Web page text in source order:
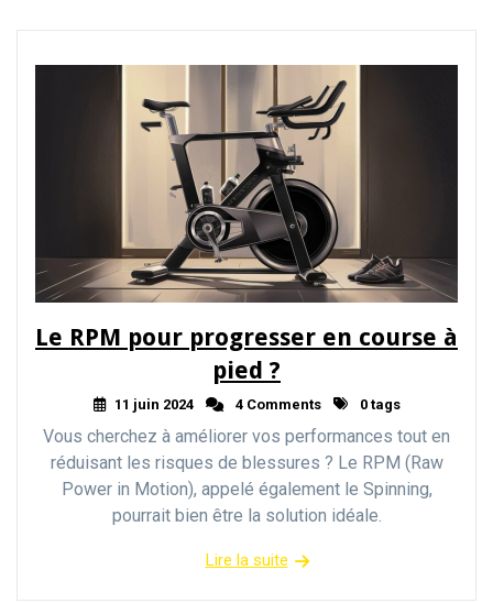
Le RPM pour progresser en course à
pied ?
11 juin 2024 4 Comments 0 tags
Vous cherchez à améliorer vos performances tout en
réduisant les risques de blessures ? Le RPM (Raw
Power in Motion), appelé également le Spinning,
pourrait bien être la solution idéale.
Lire la suite